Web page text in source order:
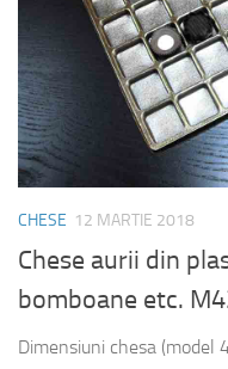
CHESE 12 MARTIE 2018
Chese aurii din
bomboane etc.
Dimensiuni chesa